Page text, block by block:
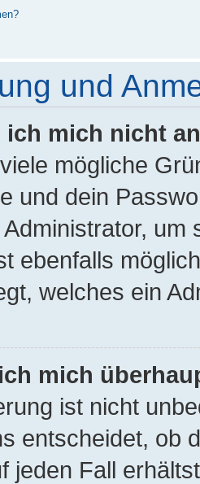
und
ich mich nicht
mögliche
und dein
ebenfalls
welches ein
mich
ist nicht
entscheidet, ob
jeden Fall